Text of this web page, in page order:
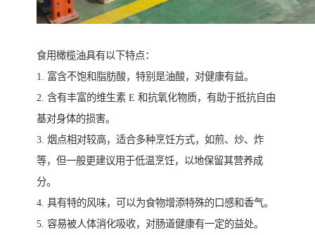
食用橄榄油具有以下特点：
1. 富含不饱和脂肪酸，特别是油酸，对健康有益。
2. 含有丰富的维生素 E 和抗氧化物质，有助于抵抗自由
基对身体的损害。
3. 烟点相对较高，适合多种烹饪方式，如煎、炒、炸
等，但一般更建议用于低温烹饪，以地保留其营养成
分。
4. 具有特的风味，可以为食物增添特殊的口感和香气。
5. 容易被人体消化吸收，对肠道健康有一定的益处。